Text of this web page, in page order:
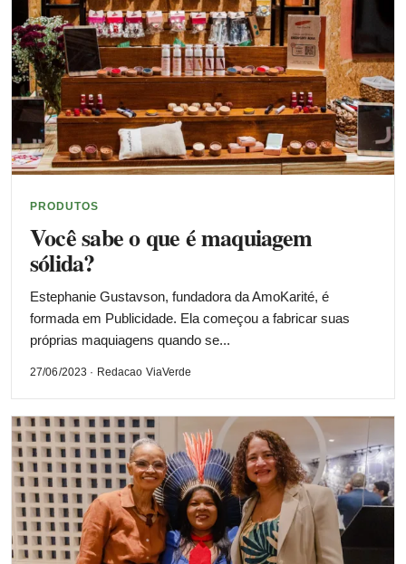
PRODUTOS
Você sabe o que é maquiagem
sólida?
Estephanie Gustavson, fundadora da AmoKarité, é
formada em Publicidade. Ela começou a fabricar suas
próprias maquiagens quando se...
27/06/2023 · Redacao ViaVerde